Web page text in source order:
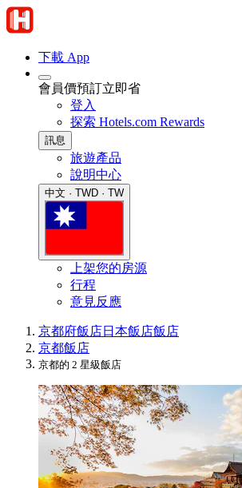
下載 App
會員價預訂立即省
登入
探索 Hotels.com Rewards
訊息
旅遊產品
說明中心
中文 · TWD · TW
上架您的房源
行程
意見反應
京都府飯店日本飯店飯店
京都飯店
京都的 2 星級飯店